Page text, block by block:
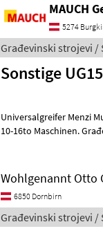
MAUCH
5274
Građevinski strojevi /
Sonstige UG15
Universalgreifer Menzi Muck UG15
10-
Wohlgenannt Otto
6850 Dornbirn
Građevinski strojevi /